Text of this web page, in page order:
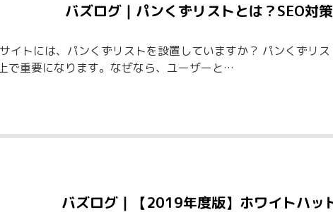
バズログ｜パンくずリストとは？SEO対
イトには、パンくずリストを設置していますか？ パンくずリ
で重要になります。なぜなら、ユーザーと…
バズログ｜【2019年度版】ホワイトハッ